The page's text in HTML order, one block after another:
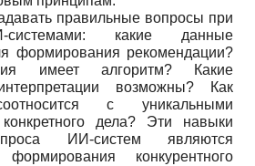
правильные вопросы при
какие данные
формирования рекомендации?
имеет алгоритм? Какие
возможны? Как
с уникальными
конкретного дела? Эти навыки
ИИ-систем являются
конкурентного